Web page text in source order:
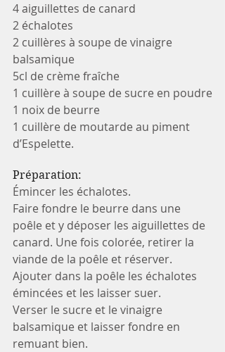
4 aiguillettes de canard
2 échalotes
2 cuillères à soupe de vinaigre
balsamique
5cl de crème fraîche
1 cuillère à soupe de sucre en poudre
1 noix de beurre
1 cuillère de moutarde au piment
d’Espelette.
Préparation:
Émincer les échalotes.
Faire fondre le beurre dans une
poêle et y déposer les aiguillettes de
canard. Une fois colorée, retirer la
viande de la poêle et réserver.
Ajouter dans la poêle les échalotes
émincées et les laisser suer.
Verser le sucre et le vinaigre
balsamique et laisser fondre en
remuant bien.